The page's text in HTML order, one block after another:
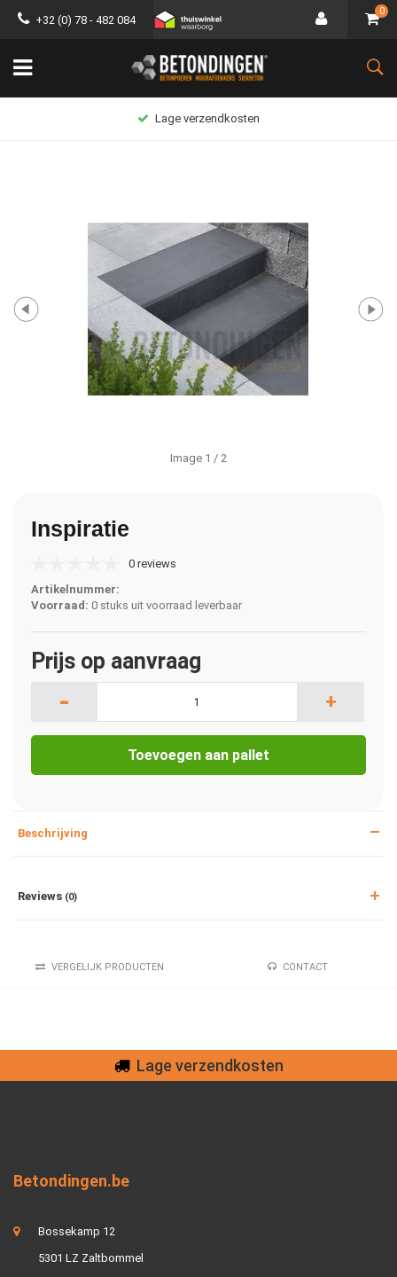
+32 (0) 78 - 482 084
0
Lage verzendkosten
Image 1 / 2
Inspiratie
0 reviews
Artikelnummer:
Voorraad: 0 stuks uit voorraad leverbaar
Prijs op aanvraag
- +
Toevoegen aan pallet
Beschrijving
Reviews (0)
VERGELIJK PRODUCTEN CONTACT
Lage verzendkosten
Betondingen.be
Bossekamp 12
5301 LZ Zaltbommel